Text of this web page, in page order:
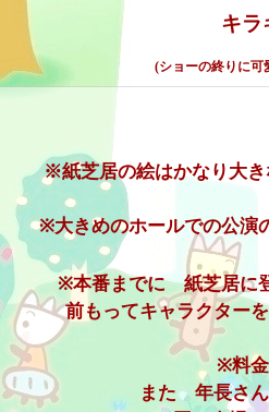
キ
(ショーの終りに可
※紙芝居の絵はかなり大
※大きめのホールでの公
※本番までに 紙芝居に
前もってキャラクターを
※料金
また 年長さ